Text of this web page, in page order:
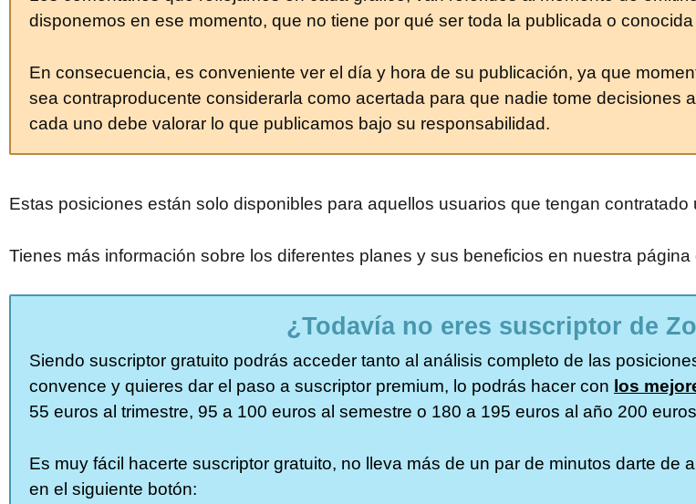
disponemos en ese momento, que no tiene por qué ser toda la publicada o
En consecuencia, es conveniente ver el día y hora de su publicación, ya que
sea contraproducente considerarla como acertada para que nadie tome decisiones
cada uno debe valorar lo que publicamos bajo su responsabilidad.
Estas posiciones están solo disponibles para aquellos usuarios que tengan contratado
Tienes más información sobre los diferentes planes y sus beneficios en nuestra página
¿Todavía no eres suscriptor de
Siendo suscriptor gratuito podrás acceder tanto al análisis completo de las
convence y quieres dar el paso a suscriptor premium, lo podrás hacer con los
55 euros al trimestre, 95 a 100 euros al semestre o 180 a 195 euros al año 200
Es muy fácil hacerte suscriptor gratuito, no lleva más de un par de minutos darte de
en el siguiente botón: